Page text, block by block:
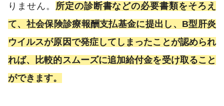
りません。
所定の診断書などの必要書類をそろえ
て、社会保険診療報酬支払基金に提出し、B型肝炎
ウイルスが原因で発症してしまったことが認められ
れば、比較的スムーズに追加給付金を受け取ること
ができます。